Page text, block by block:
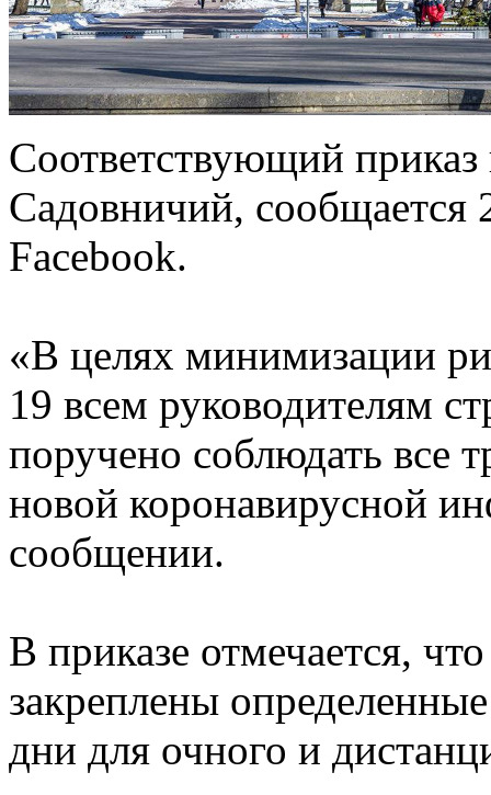
Соответствующий
Садовничий, сообщается
Facebook.
«В целях минимизации
19 всем руководителям
поручено соблюдать все
новой коронавирусной
сообщении.
В приказе отмечается,
закреплены
дни для очного и